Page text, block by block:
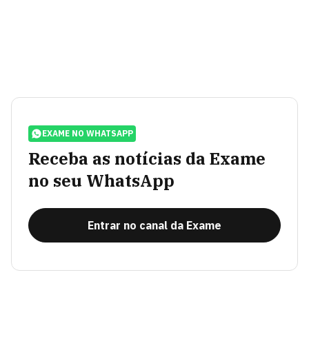
EXAME NO WHATSAPP
Receba as notícias da Exame
no seu WhatsApp
Entrar no canal da Exame